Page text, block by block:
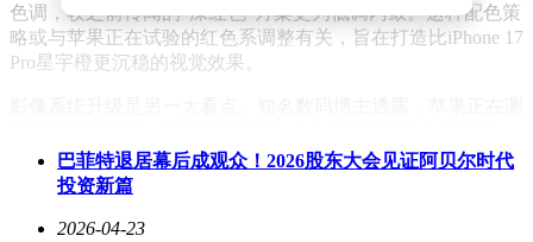
色调，较之前传闻的"深红色"方案更为低调内敛。这种配色策
略或与苹果正在试验的红色系调整有关，旨在打造比iPhone 17
Pro星宇橙更沉稳的视觉效果。
OIS增强防抖超广角以及2亿像素潜望长焦镜头。其中可变光
圈技术有望率先应用于iPhone 18 Pro系列，其他功能则可能按
进一步缩小，提升正面视觉效果。
巴菲特退居幕后成观众！2026股东大会见证阿贝尔时代
投资新篇
2026-04-23